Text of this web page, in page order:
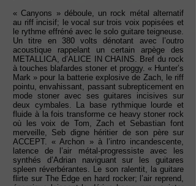
« Canyons » déboule, un rock métal alternatif
au riff incisif; le vocal sur trois voix popisées et
le rythme effréné avec le solo guitare teigneuse.
Un titre en 380 volts dénotant avec l’outro
acoustique rappelant un certain arpège des
METALLICA, d’ALICE IN CHAINS. Bref du rock
à touches blafardes stoner et proggy. « Hunter’s
Mark » pour la batterie explosive de Zach, le riff
pointu, envahissant, passant subrepticement en
mode stoner avec ses guitares incisives sur
deux cymbales. La base rythmique lourde et
fluide à la fois transforme ce heavy stoner rock
où les voix de Tom, Zach et Sebastian font
merveille, Seb digne héritier de son père sur
ACCEPT. « Archon » à l’intro incandescente,
latence de l’air métal-progressiste avec les
synthés d’Adrian naviguant sur les guitares
spleen réverbérantes. Le son ralentit, la guitare
flirte sur The Edge en hard rocker; l’air reprend,